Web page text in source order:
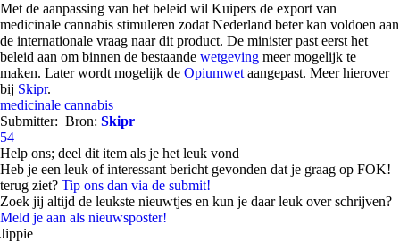
Met de aanpassing van het beleid wil Kuipers de export van
medicinale cannabis stimuleren zodat Nederland beter kan voldoen aan
de internationale vraag naar dit product. De minister past eerst het
beleid aan om binnen de bestaande wetgeving meer mogelijk te
maken. Later wordt mogelijk de Opiumwet aangepast. Meer hierover
bij Skipr.
medicinale cannabis
Submitter: Bron: Skipr
54
Help ons; deel dit item als je het leuk vond
Heb je een leuk of interessant bericht gevonden dat je graag op FOK!
terug ziet? Tip ons dan via de submit!
Zoek jij altijd de leukste nieuwtjes en kun je daar leuk over schrijven?
Meld je aan als nieuwsposter!
Jippie